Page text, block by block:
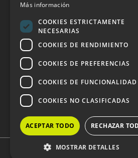
Política de calidad y seguridad de la
Contacto
DOSSIER Y CONTRATACIÓN
Dossier 2026 (ES)
Dossier 2026 (EN)
Copyright © 2024
Más información
COOKIES ESTRICTAMENTE
NECESARIAS
COOKIES DE RENDIMIENTO
COOKIES DE PREFERENCIAS
COOKIES DE FUNCIONALIDAD
COOKIES NO CLASIFICADAS
ACEPTAR TODO RECHAZAR
MOSTRAR DETALLES